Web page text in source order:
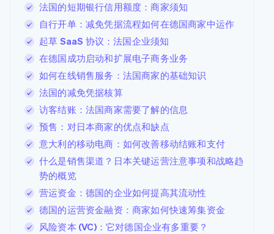
法国的短期银行信用额度：商家须知
自行开单：减免凭据流程如何在德国商家中运作
起草 SaaS 协议：法国企业须知
在德国成功启动和扩展电子商务业务
如何在线销售服务：法国商家的基础知识
法国的减免凭据核算
访客结账：法国商家需要了解的信息
预售：对日本商家的优点和缺点
意大利的移动电商：如何改善移动结账和支付
什么是销售渠道？日本关键运营注意事项和战略趋
势的概览
营运资金：德国的企业如何提高其流动性
德国的运营资金融资：商家如何快速筹集资金
风险资本 (VC)：它对德国企业有多重要？